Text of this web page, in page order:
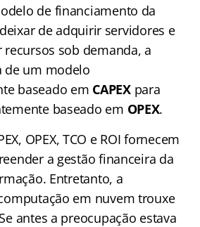
de financiamento da
de adquirir servidores e
sob demanda, a
de um modelo
baseado em CAPEXpara
baseado em OPEX.
OPEX, TCO e ROI fornecem
a gestão financeira da
Entretanto, a
em nuvem trouxe
antes a preocupação estava